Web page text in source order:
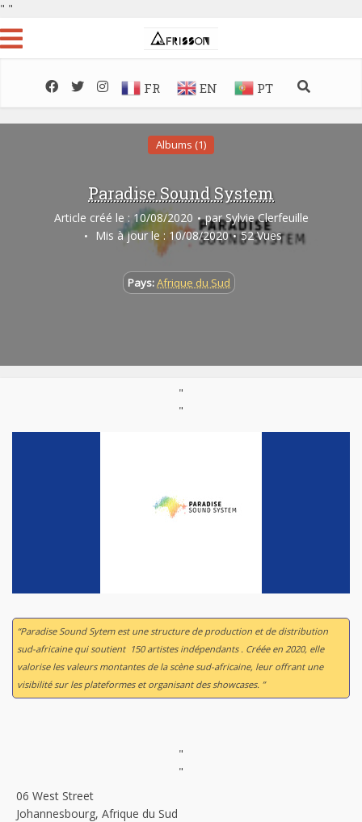
" "
FR EN PT
Albums (1)
Paradise Sound System
Article créé le : 10/08/2020 par Sylvie Clerfeuille
Mis à jour le : 10/08/2020
52 Vues
Pays:Afrique du Sud
"
"
“Paradise Sound Sytem est une structure de production et de distribution
sud-africaine qui soutient 150 artistes indépendants . Créée en 2020, elle
valorise les valeurs montantes de la scène sud-africaine, leur offrant une
visibilité sur les plateformes et organisant des showcases. ”
"
"
06 West Street
Johannesbourg, Afrique du Sud